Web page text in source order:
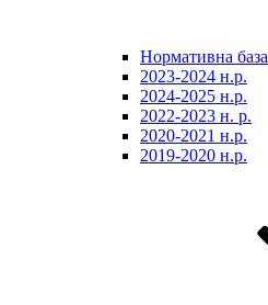
Нормативна база
2023-2024 н.р.
2024-2025 н.р.
2022-2023 н. р.
2020-2021 н.р.
2019-2020 н.р.